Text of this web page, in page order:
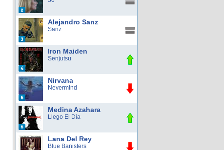
Alejandro Sanz
Sanz
Iron Maiden
Senjutsu
Nirvana
Nevermind
Medina Azahara
Llego El Dia
Lana Del Rey
Blue Banisters